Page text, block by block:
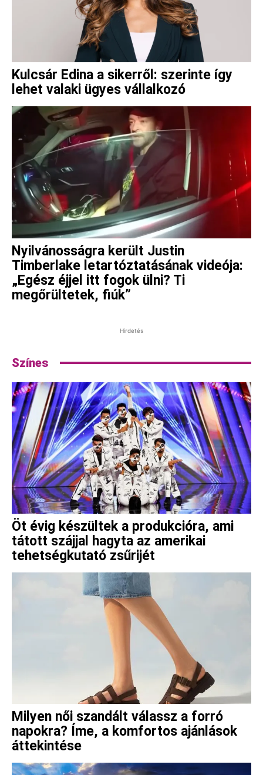
Kulcsár Edina a sikerről: szerinte így
lehet valaki ügyes vállalkozó
Nyilvánosságra került Justin
Timberlake letartóztatásának videója:
„Egész éjjel itt fogok ülni? Ti
megőrültetek, fiúk”
Hirdetés
Színes
Öt évig készültek a produkcióra, ami
tátott szájjal hagyta az amerikai
tehetségkutató zsűrijét
Milyen női szandált válassz a forró
napokra? Íme, a komfortos ajánlások
áttekintése